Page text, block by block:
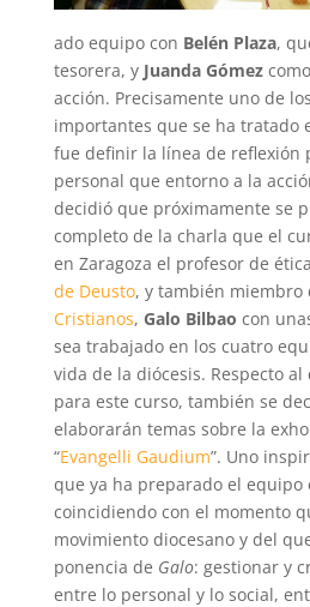
ado equipo con Belén Plaza,
tesorera, y Juanda Gómez
acción. Precisamente uno de
importantes que se ha tratado
fue definir la línea de reflexión
personal que entorno a la
decidió que próximamente se
completo de la charla que el
en Zaragoza el profesor de
de Deusto, y también miembro
Cristianos, Galo Bilbao con
sea trabajado en los cuatro
vida de la diócesis. Respecto
para este curso, también se
elaborarán temas sobre la
“Evangelli Gaudium”. Uno
que ya ha preparado el equipo
coincidiendo con el momento
movimiento diocesano y del
ponencia de Galo: gestionar y
entre lo personal y lo social,